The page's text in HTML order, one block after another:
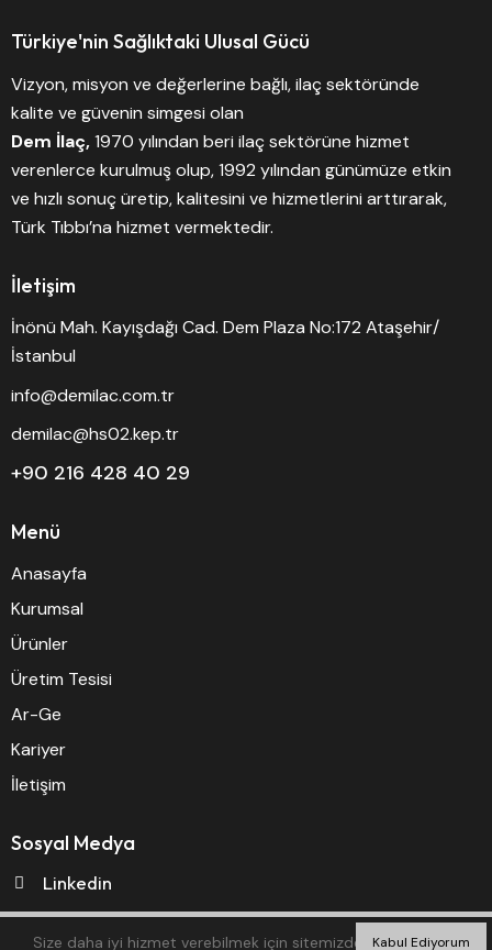
Türkiye'nin Sağlıktaki Ulusal Gücü
Vizyon, misyon ve değerlerine bağlı, ilaç sektöründe
kalite ve güvenin simgesi olan
Dem İlaç,1970 yılından beri ilaç sektörüne hizmet
verenlerce kurulmuş olup, 1992 yılından günümüze etkin
ve hızlı sonuç üretip, kalitesini ve hizmetlerini arttırarak,
Türk Tıbbı’na hizmet vermektedir.
İletişim
İnönü Mah. Kayışdağı Cad. Dem Plaza No:172 Ataşehir/
İstanbul
info@demilac.com.tr
demilac@hs02.kep.tr
+90 216 428 40 29
Menü
Anasayfa
Kurumsal
Ürünler
Üretim Tesisi
Ar-Ge
Kariyer
İletişim
Sosyal Medya
Linkedin
Twitter
Size daha iyi hizmet verebilmek için sitemizde çerezlere yer
Kabul Ediyorum